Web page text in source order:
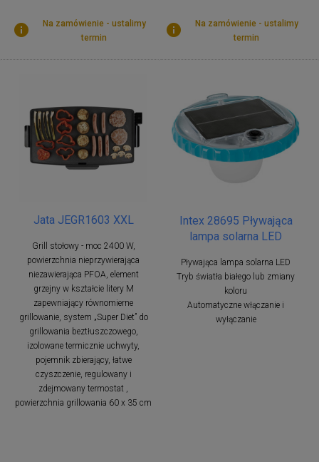
Na zamówienie - ustalimy
termin
Na zamówienie - ustalimy
termin
Jata JEGR1603 XXL
Grill stołowy - moc 2400 W,
powierzchnia nieprzywierająca
niezawierająca PFOA, element
grzejny w kształcie litery M
zapewniający równomierne
grillowanie, system „Super Diet” do
grillowania beztłuszczowego,
izolowane termicznie uchwyty,
pojemnik zbierający, łatwe
czyszczenie, regulowany i
zdejmowany termostat ,
powierzchnia grillowania 60 x 35 cm
Intex 28695 Pływająca
lampa solarna LED
Pływająca lampa solarna LED
Tryb światła białego lub zmiany
koloru
Automatyczne włączanie i
wyłączanie